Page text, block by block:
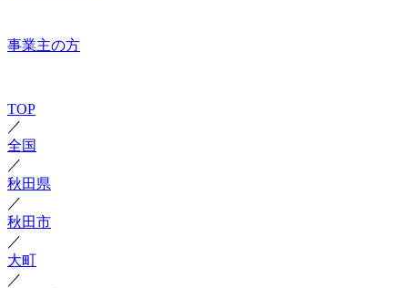
事業主の方
TOP
／
全国
／
秋田県
／
秋田市
／
大町
／